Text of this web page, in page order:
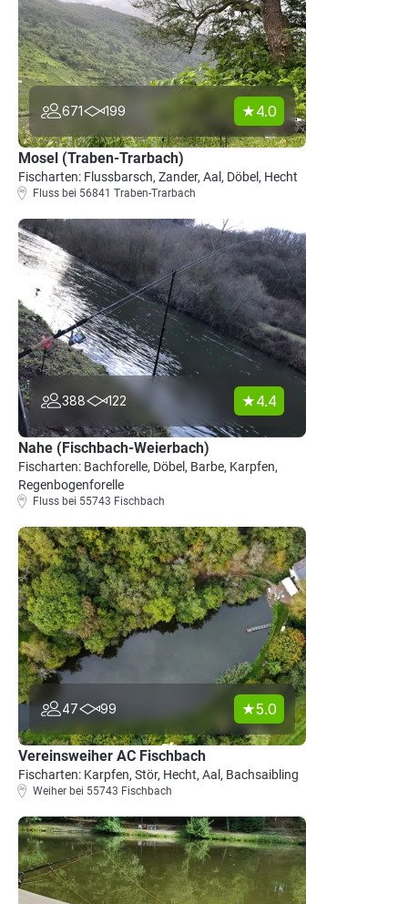
671 199 4.0
Mosel (Traben-Trarbach)
Fischarten: Flussbarsch, Zander, Aal, Döbel, Hecht
Fluss bei 56841 Traben-Trarbach
388 122 4.4
Nahe (Fischbach-Weierbach)
Fischarten: Bachforelle, Döbel, Barbe, Karpfen,
Regenbogenforelle
Fluss bei 55743 Fischbach
47 99 5.0
Vereinsweiher AC Fischbach
Fischarten: Karpfen, Stör, Hecht, Aal, Bachsaibling
Weiher bei 55743 Fischbach